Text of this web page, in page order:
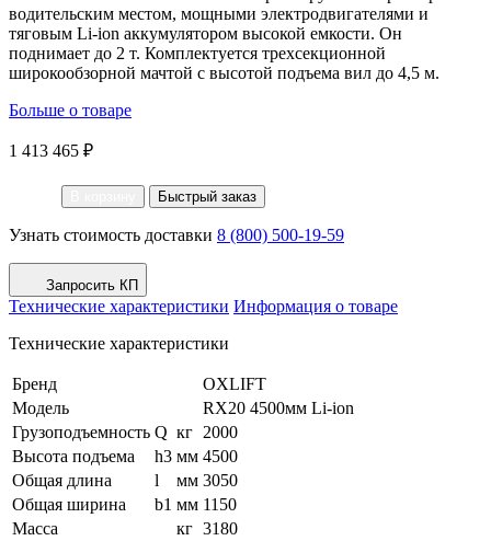
водительским местом, мощными электродвигателями и
тяговым Li-ion аккумулятором высокой емкости. Он
поднимает до 2 т. Комплектуется трехсекционной
широкообзорной мачтой с высотой подъема вил до 4,5 м.
Больше о товаре
1 413 465 ₽
Быстрый заказ
Узнать стоимость доставки 8 (800) 500-19-59
Запросить КП
Технические характеристики Информация о товаре
Технические характеристики
Бренд
OXLIFT
Модель
RX20 4500мм Li-ion
Грузоподъемность Q кг 2000
Высота подъема
h3 мм 4500
Общая длина
l мм 3050
Общая ширина
b1 мм 1150
Масса
кг 3180